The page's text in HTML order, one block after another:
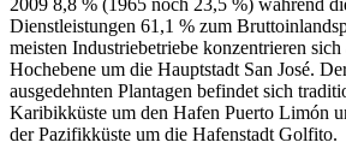
2009 8,8 % (1965 noch 23,5 %) während
Dienstleistungen 61,1 % zum
meisten Industriebetriebe konzentrieren
Hochebene um die Hauptstadt San José.
ausgedehnten Plantagen befindet sich
Karibikküste um den Hafen Puerto Limón
der Pazifikküste um die Hafenstadt Golfito.